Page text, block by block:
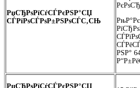
РџСЂРѕРїСѓСЃРєРЅР°СЏ
СЃРїРѕСЃРѕР±РЅРѕСЃС‚СЊ
РЅР°
РџСЂРѕРїСѓСЃРєРЅР°СЏ